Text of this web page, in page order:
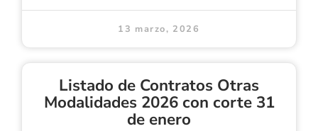
13 marzo, 2026
Listado de Contratos Otras
Modalidades 2026 con corte 31
de enero